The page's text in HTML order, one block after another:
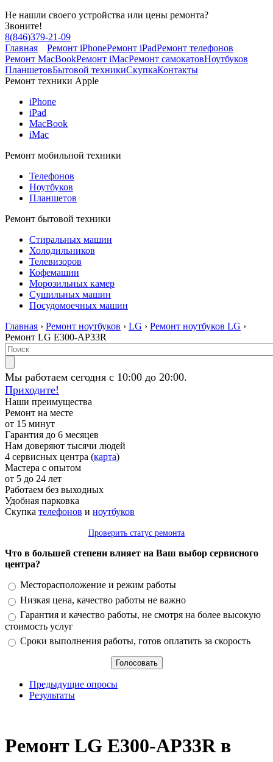
Не нашли своего устройства или цены ремонта?
Звоните!
8(846)379-21-09
Главная
Ремонт iPhoneРемонт iPadРемонт телефонов
Ремонт MacBookРемонт iMacРемонт самокатовНоутбуков
ПланшетовБытовой техникиСкупкаКонтакты
Ремонт техники Apple
iPhone
iPad
MacBook
iMac
Ремонт мобильной техники
Телефонов
Ноутбуков
Планшетов
Ремонт бытовой техники
Стиральных машин
Холодильников
Телевизоров
Кофемашин
Морозильных камер
Сушильных машин
Посудомоечных машин
Главная › Ремонт ноутбуков › LG › Ремонт ноутбуков LG ›
Ремонт LG E300-AP33R
Мы работаем сегодня с 10:00 до 20:00.
Приходите!
Наши преимущества
Ремонт на месте
от 15 минут
Гарантия до 6 месяцев
Нам доверяют тысячи людей
4 сервисных центра (карта)
Мастера с опытом
от 5 до 24 лет
Работаем без выходных
Удобная парковка
Скупка телефонов и ноутбуков
Проверить статус ремонта
Что в большей степени влияет на Ваш выбор сервисного
центра?
Варианты
Месторасположение и режим работы
Низкая цена, качество работы не важно
Гарантия и качество работы, не смотря на более высокую
стоимость услуг
Сроки выполнения работы, готов оплатить за скорость
Предыдущие опросы
Результаты
Ремонт LG E300-AP33R в